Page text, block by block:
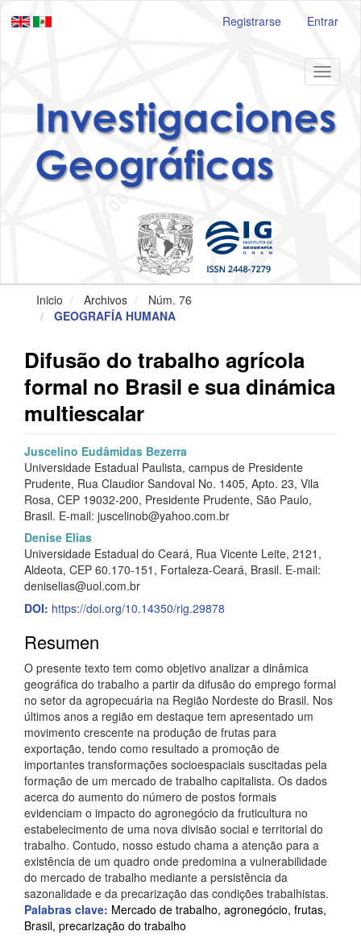
principal
Registrarse Entrar
Toggle
Inicio Archivos
Núm. 76
GEOGRAFÍA HUMANA
Difusão do trabalho agrícola
formal no Brasil e sua dinámica
multiescalar
Barra
lateral
del
artículo
C
o
n
t
e
n
i
d
o
p
r
i
n
c
i
p
a
l
d
Juscelino Eudâmidas Bezerra
Universidade Estadual Paulista, campus de Presidente
Prudente, Rua Claudior Sandoval No. 1405, Apto. 23, Vila
Rosa, CEP 19032-200, Presidente Prudente, São Paulo,
Brasil. E-mail: juscelinob@yahoo.com.br
Denise Elias
Universidade Estadual do Ceará, Rua Vicente Leite, 2121,
Aldeota, CEP 60.170-151, Fortaleza-Ceará, Brasil. E-mail:
deniselias@uol.com.br
DOI: https://doi.org/10.14350/rig.29878
Resumen
O presente texto tem como objetivo analizar a dinâmica
geográfica do trabalho a partir da difusão do emprego formal
no setor da agropecuária na Região Nordeste do Brasil. Nos
últimos anos a região em destaque tem apresentado um
movimento crescente na produção de frutas para
exportação, tendo como resultado a promoção de
importantes transformações socioespaciais suscitadas pela
formação de um mercado de trabalho capitalista. Os dados
acerca do aumento do número de postos formais
evidenciam o impacto do agronegócio da fruticultura no
estabelecimento de uma nova divisão social e territorial do
trabalho. Contudo, nosso estudo chama a atenção para a
existência de um quadro onde predomina a vulnerabilidade
do mercado de trabalho mediante a persistência da
sazonalidade e da precarização das condições trabalhistas.
Palabras clave: Mercado de trabalho, agronegócio, frutas,
Brasil, precarização do trabalho